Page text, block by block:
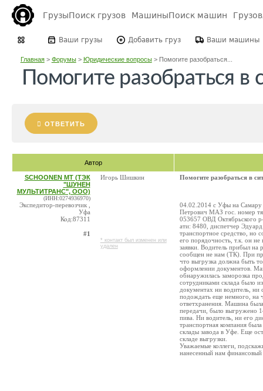
ГрузыПоиск грузов МашиныПоиск машин
Ваши грузы Добавить груз Ваши машины
Главная> Форумы> Юридические вопросы> Помогите разобраться...
Помогите разобраться в
ОТВЕТИТЬ
Автор
SCHOONEN MT (ТЭК
"ШУНЕН
МУЛЬТИТРАНС", ООО)
(ИНН:0274936970)
Экспедитор-перевозчик ,
Уфа
Код:87311
#1
Игорь Шишкин
* контакт был изменен или
удален
Помогите разобраться в
04.02.2014 с Уфы на Самару
Петрович МАЗ гос. номер
053657 ОВД Октябрьского
ати: 8480, диспетчер
транспортное средство, но
его порядочность, т.к. он
заявки. Водитель прибыл на
сообщен не нам (ТК). При
что выгрузка должна быть
оформлении документов.
обнаружилась заморозка
сотрудниками склада было
документах ни водитель, ни
подождать еще немного, на
ответхранения. Машина
передачи, было выгружено
пива. Ни водитель, ни его
транспортная компания
склады завода в Уфе. Еще
складе выгрузки.
Уважаемые коллеги,
нанесенный нам